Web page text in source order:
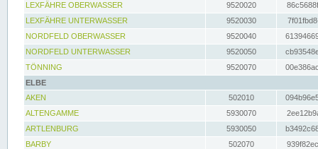
LEXFÄHRE OBERWASSER
9520020
LEXFÄHRE UNTERWASSER
9520030
NORDFELD OBERWASSER
9520040
NORDFELD UNTERWASSER
9520050
TÖNNING
9520070
ELBE
AKEN
502010
ALTENGAMME
5930070
ARTLENBURG
5930050
BARBY
502070